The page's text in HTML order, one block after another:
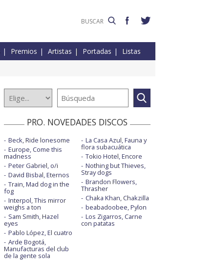
Premios Artistas Portadas Listas
PRO. NOVEDADES DISCOS
Beck, Ride lonesome
Europe, Come this
madness
Peter Gabriel, o/i
David Bisbal, Eternos
Train, Mad dog in the
fog
Interpol, This mirror
weighs a ton
Sam Smith, Hazel
eyes
Pablo López, El cuatro
Arde Bogotá,
Manufacturas del club
de la gente sola
La Casa Azul, Fauna y
flora subacuática
Tokio Hotel, Encore
Nothing but Thieves,
Stray dogs
Brandon Flowers,
Thrasher
Chaka Khan, Chakzilla
beabadoobee, Pylon
Los Zigarros, Carne
con patatas